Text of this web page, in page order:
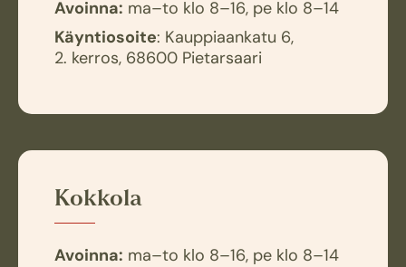
Avoinna: ma–to klo 8–16, pe klo 8–14
Käyntiosoite: Kauppiaankatu 6,
2. kerros, 68600 Pietarsaari
Kokkola
Avoinna: ma–to klo 8–16, pe klo 8–14